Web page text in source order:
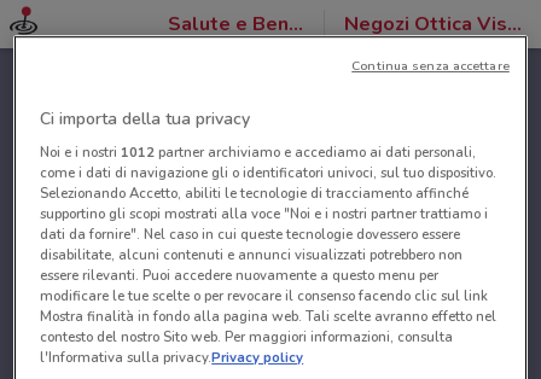
Salute e Benessere Negozi Ottica VistaSì
Ci importa della tua privacy
Noi e i nostri 1012partner archiviamo e accediamo ai dati personali,
come i dati di navigazione gli o identificatori univoci, sul tuo dispositivo.
Selezionando Accetto, abiliti le tecnologie di tracciamento affinché
supportino gli scopi mostrati alla voce "Noi e i nostri partner trattiamo i
dati da fornire". Nel caso in cui queste tecnologie dovessero essere
disabilitate, alcuni contenuti e annunci visualizzati potrebbero non
essere rilevanti. Puoi accedere nuovamente a questo menu per
modificare le tue scelte o per revocare il consenso facendo clic sul link
Mostra finalità in fondo alla pagina web. Tali scelte avranno effetto nel
contesto del nostro Sito web. Per maggiori informazioni, consulta
l'Informativa sulla privacy.Privacy policy
Continua senza accettare